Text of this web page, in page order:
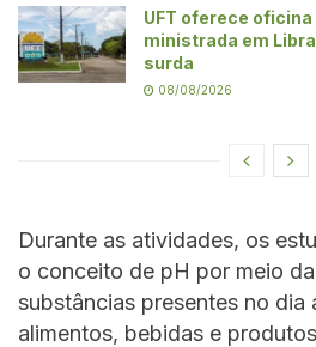
UFT oferece
ministrada em
surda
08/08/2026
Durante as atividades, os
o conceito de pH por meio
substâncias presentes no dia
alimentos, bebidas e